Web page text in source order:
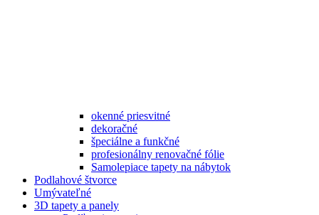
okenné priesvitné
dekoračné
špeciálne a funkčné
profesionálny renovačné fólie
Samolepiace tapety na nábytok
Podlahové štvorce
Umývateľné
3D tapety a panely